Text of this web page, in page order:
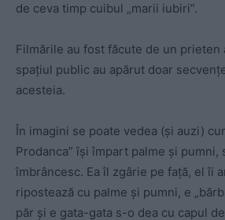
de ceva timp cuibul „marii iubiri”.
Filmările au fost făcute de un prieten
spațiul public au apărut doar
acesteia.
În imagini se poate vedea (și auzi)
Prodanca” își împart palme și pumni,
îmbrâncesc. Ea îl zgârie pe față, el îi
ripostează cu palme și pumni, e
păr și e gata-gata s-o dea cu capul